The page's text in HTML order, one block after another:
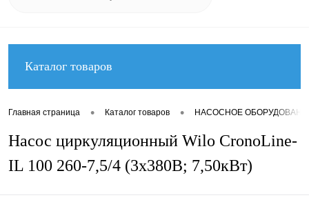
Каталог товаров
Главная страница • Каталог товаров • НАСОСНОЕ
Насос циркуляционный Wilo CronoLine-
IL 100 260-7,5/4 (3х380В; 7,50кВт)